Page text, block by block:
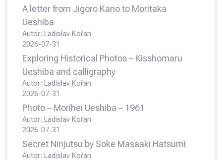
A letter from Jigoro Kano to Moritaka
Ueshiba
Autor: Ladislav Kořan
2026-07-31
Exploring Historical Photos – Kisshomaru
Ueshiba and calligraphy
Autor: Ladislav Kořan
2026-07-31
Photo – Morihei Ueshiba – 1961
Autor: Ladislav Kořan
2026-07-31
Secret Ninjutsu by Soke Masaaki Hatsumi
Autor: Ladislav Kořan